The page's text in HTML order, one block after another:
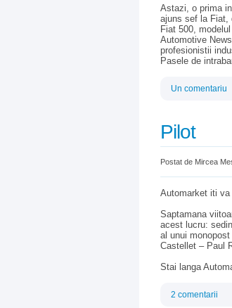
Astazi, o prima
ajuns sef la Fiat,
Fiat 500,
Automotive
profesionistii
Pasele de
Un comentariu
Pilot
Postat de Mircea
Automarket iti
Saptamana
acest lucru:
al unui
Castellet – Paul
Stai langa
2 comentarii